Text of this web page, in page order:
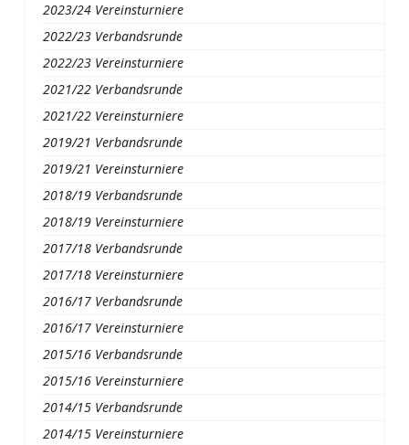
2023/24 Vereinsturniere
2022/23 Verbandsrunde
2022/23 Vereinsturniere
2021/22 Verbandsrunde
2021/22 Vereinsturniere
2019/21 Verbandsrunde
2019/21 Vereinsturniere
2018/19 Verbandsrunde
2018/19 Vereinsturniere
2017/18 Verbandsrunde
2017/18 Vereinsturniere
2016/17 Verbandsrunde
2016/17 Vereinsturniere
2015/16 Verbandsrunde
2015/16 Vereinsturniere
2014/15 Verbandsrunde
2014/15 Vereinsturniere